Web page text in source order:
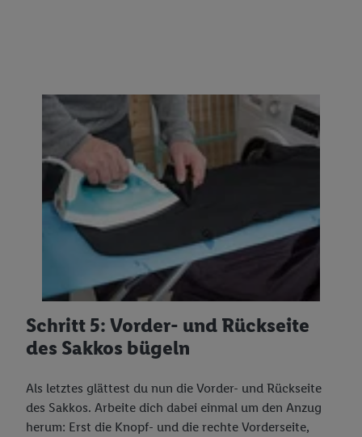
Schritt 5: Vorder- und Rückseite
des Sakkos bügeln
Als letztes glättest du nun die Vorder- und Rückseite
des Sakkos. Arbeite dich dabei einmal um den Anzug
herum: Erst die Knopf- und die rechte Vorderseite,